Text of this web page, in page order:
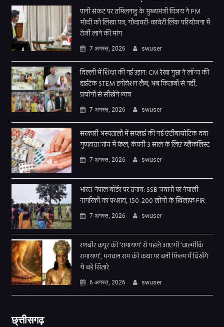
पानी संकट पर तमिलनाडु के मुख्यमंत्री विजय ने PM
मोदी को लिखा पत्र, गोदावरी-कावेरी लिंक परियोजना में
तेजी लाने की मांग
7 अगस्त, 2026 swuser
दिल्ली में शिक्षा की नई उड़ान: CM रेखा गुप्ता ने लॉन्च की
हाईटेक STEM इनोवेशन लैब, अब किताबों से नहीं,
प्रयोगों से सीखेंगे छात्र
7 अगस्त, 2026 swuser
सरकारी अस्पतालों में सप्लाई की गई एंटीबायोटिक दवा
गुणवत्ता जांच में फेल, कंपनी 3 साल के लिए ब्लैकलिस्ट
7 अगस्त, 2026 swuser
भारत-नेपाल बॉर्डर पर तनाव: SSB जवानों पर नेपाली
नागरिकों का पथराव, 150-200 लोगों के खिलाफ FIR
7 अगस्त, 2026 swuser
रणबीर कपूर की ‘रामायण’ से पहले आएगी ‘वाल्मीकि
रामायण’, भगवान राम की कथा पर बनी फिल्म में दिखेंगे
ये बड़े सितारे
6 अगस्त, 2026 swuser
छ्त्तीसगढ़